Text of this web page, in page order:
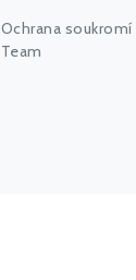
Ochrana soukromí
Team